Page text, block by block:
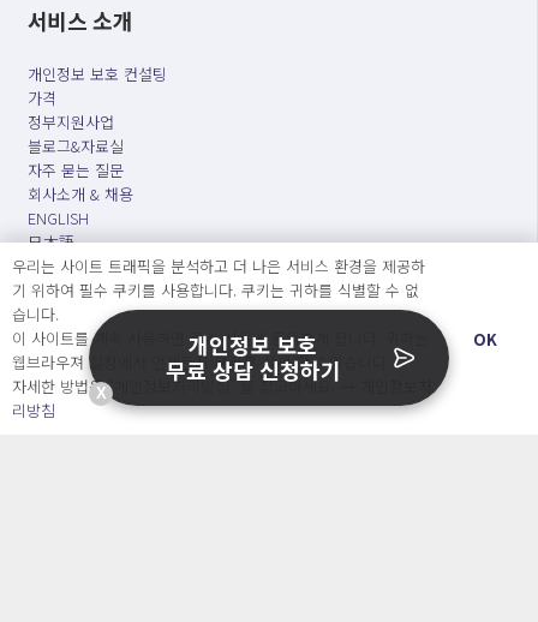
서비스 소개
개인정보 보호 컨설팅
가격
정부지원사업
블로그&자료실
자주 묻는 질문
회사소개 & 채용
ENGLISH
日本語
Developers
OpenSource API
우리는 사이트 트래픽을 분석하고 더 나은 서비스 환경을 제공하
기 위하여 필수 쿠키를 사용합니다. 쿠키는 귀하를 식별할 수 없
습니다.
이 사이트를 계속 사용하면 쿠키 사용에 동의하게 됩니다. 귀하는
웹브라우져 설정에서 언제든지 쿠키를 삭제 할 수있습니다.
자세한 방법은 “개인정보처리방침” 을 참고하세요. →
리방침
OK
X
개인정보 보호
무료 상담 신청하기